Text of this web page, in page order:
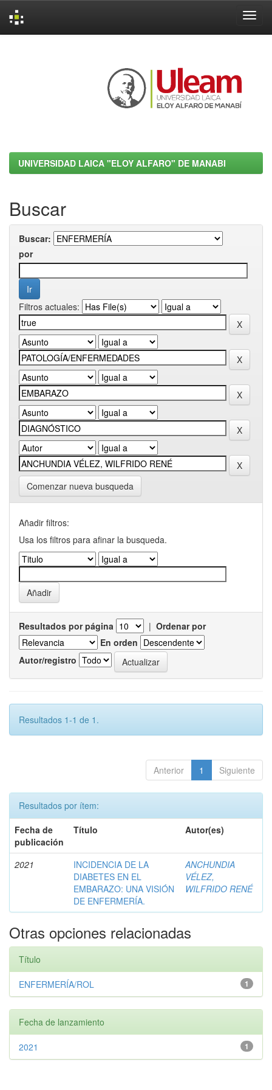
UNIVERSIDAD LAICA "ELOY ALFARO" DE MANABI
Buscar
Buscar:
por
Filtros actuales:
Comenzar nueva busqueda
Añadir filtros:
Usa los filtros para afinar la busqueda.
Resultados por página | Ordenar por
En orden
Autor/registro
Resultados 1-1 de 1.
Anterior 1 Siguiente
Resultados por ítem:
Fecha de
publicación
Título Autor(es)
2021
INCIDENCIA DE LA
DIABETES EN EL
EMBARAZO: UNA VISIÓN
DE ENFERMERÍA.
ANCHUNDIA
VÉLEZ,
WILFRIDO RENÉ
Otras opciones relacionadas
Título
1
ENFERMERÍA/ROL
Fecha de lanzamiento
1
2021